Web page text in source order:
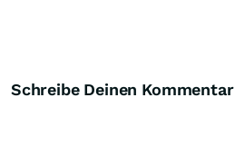
Schreibe Deinen Kommentar